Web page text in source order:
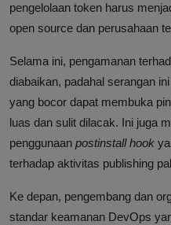
pengelolaan token harus
open source dan perusahaan
Selama ini, pengamanan
diabaikan, padahal serangan
yang bocor dapat membuka
luas dan sulit dilacak. Ini juga
penggunaan postinstall hook
terhadap aktivitas publishing
Ke depan, pengembang dan
standar keamanan DevOps